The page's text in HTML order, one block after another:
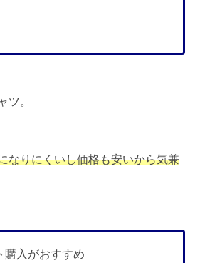
ツ。
なりにくいし価格も安いから気兼
購入がおすすめ